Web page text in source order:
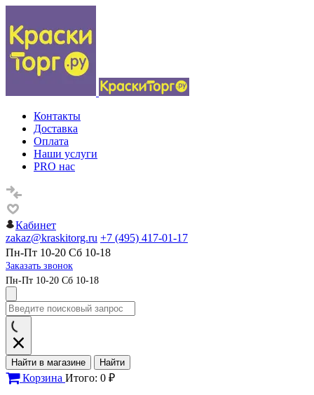
Контакты
Доставка
Оплата
Наши услуги
PRO нас
Кабинет
zakaz@kraskitorg.ru +7 (495) 417-01-17
Пн-Пт 10-20 Сб 10-18
Заказать звонок
Пн-Пт 10-20 Сб 10-18
Найти в магазине Найти
Корзина Итого: 0 ₽